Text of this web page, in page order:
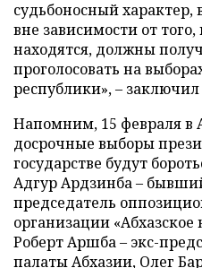
судьбоносный характер,
вне зависимости от
находятся, должны
проголосовать на
республики», –
Напомним, 15 февраля в
досрочные выборы
государстве будут
Адгур Ардзинба –
председатель
организации
Роберт Аршба – экс-
палаты Абхазии, Олег